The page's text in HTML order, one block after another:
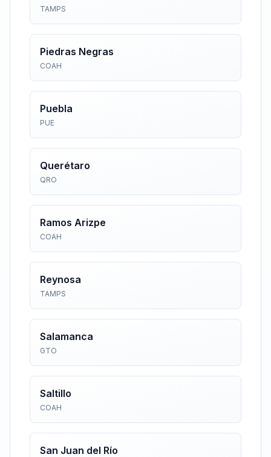
TAMPS
Piedras Negras
COAH
Puebla
PUE
Querétaro
QRO
Ramos Arizpe
COAH
Reynosa
TAMPS
Salamanca
GTO
Saltillo
COAH
San Juan del Río